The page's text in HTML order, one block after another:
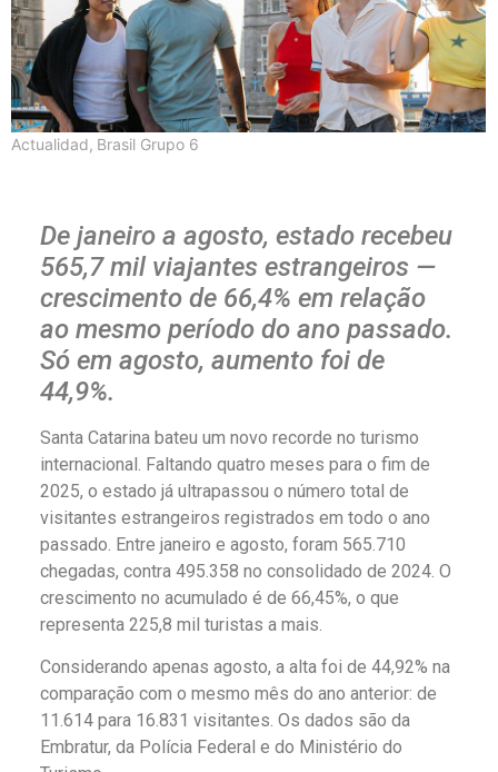
Actualidad, Brasil Grupo 6
De janeiro a agosto, estado recebeu
565,7 mil viajantes estrangeiros —
crescimento de 66,4% em relação
ao mesmo período do ano passado.
Só em agosto, aumento foi de
44,9%.
Santa Catarina bateu um novo recorde no turismo
internacional. Faltando quatro meses para o fim de
2025, o estado já ultrapassou o número total de
visitantes estrangeiros registrados em todo o ano
passado. Entre janeiro e agosto, foram 565.710
chegadas, contra 495.358 no consolidado de 2024. O
crescimento no acumulado é de 66,45%, o que
representa 225,8 mil turistas a mais.
Considerando apenas agosto, a alta foi de 44,92% na
comparação com o mesmo mês do ano anterior: de
11.614 para 16.831 visitantes. Os dados são da
Embratur, da Polícia Federal e do Ministério do